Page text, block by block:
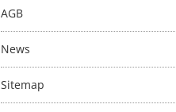
AGB
News
Sitemap